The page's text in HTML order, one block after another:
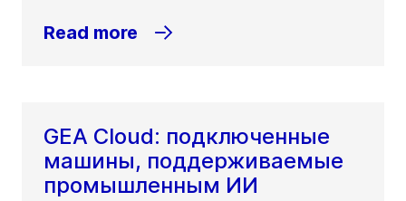
Read more
GEA Cloud: подключенные
машины, поддерживаемые
промышленным ИИ